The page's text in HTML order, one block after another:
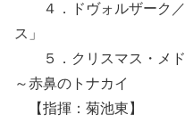
４．ドヴォルザーク／
ス」
５．クリスマス・メド
～赤鼻のトナカイ
【指揮：菊池東】